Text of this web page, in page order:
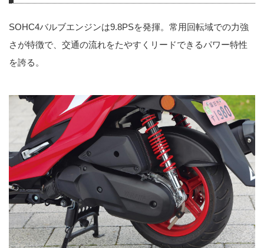
SOHC4バルブエンジンは9.8PSを発揮。常用回転域での力強
さが特徴で、交通の流れをたやすくリードできるパワー特性
を誇る。